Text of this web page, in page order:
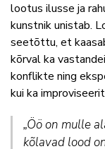
lootus ilusse ja
kunstnik unistab.
seetõttu, et
kõrval ka
konflikte ning
kui ka
„Öö on mulle
kõlavad lood